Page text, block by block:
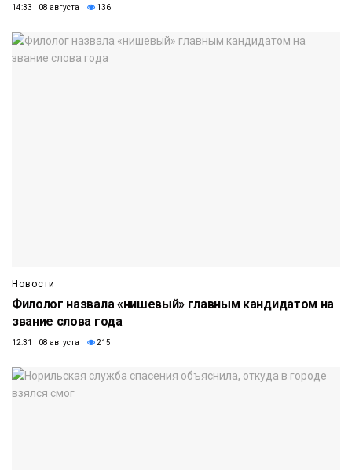
14:33 08 августа 136
Новости
Филолог назвала «нишевый» главным кандидатом на
звание слова года
12:31 08 августа 215